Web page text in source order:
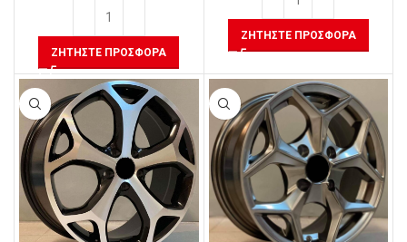
ΖΗΤΉΣΤΕ ΠΡΟΣΦΟΡΆ
ΖΗΤΉΣΤΕ ΠΡΟΣΦΟΡΆ